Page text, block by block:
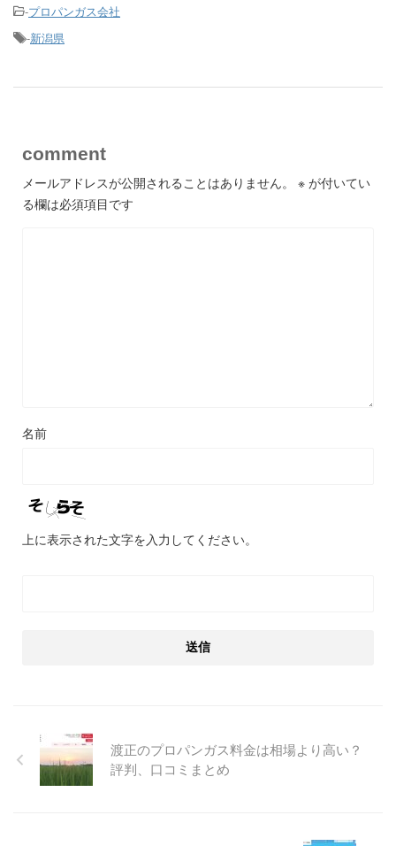
-プロパンガス会社
-新潟県
comment
メールアドレスが公開されることはありません。 ※ が付いてい
る欄は必須項目です
名前
上に表示された文字を入力してください。
渡正のプロパンガス料金は相場より高い？
評判、口コミまとめ